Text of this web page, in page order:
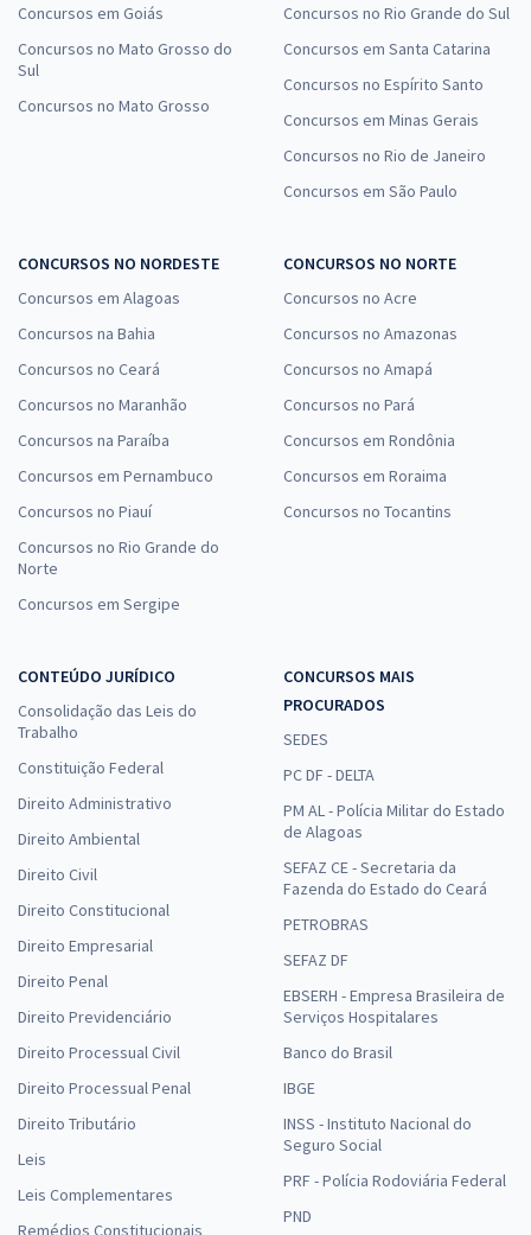
Concursos em Goiás
Concursos no Mato Grosso do
Sul
Concursos no Mato Grosso
Concursos no Rio Grande do Sul
Concursos em Santa Catarina
Concursos no Espírito Santo
Concursos em Minas Gerais
Concursos no Rio de Janeiro
Concursos em São Paulo
CONCURSOS NO NORDESTE
Concursos em Alagoas
Concursos na Bahia
Concursos no Ceará
Concursos no Maranhão
Concursos na Paraíba
Concursos em Pernambuco
Concursos no Piauí
Concursos no Rio Grande do
Norte
Concursos em Sergipe
CONCURSOS NO NORTE
Concursos no Acre
Concursos no Amazonas
Concursos no Amapá
Concursos no Pará
Concursos em Rondônia
Concursos em Roraima
Concursos no Tocantins
CONTEÚDO JURÍDICO
Consolidação das Leis do
Trabalho
Constituição Federal
Direito Administrativo
Direito Ambiental
Direito Civil
Direito Constitucional
Direito Empresarial
Direito Penal
Direito Previdenciário
Direito Processual Civil
Direito Processual Penal
Direito Tributário
Leis
Leis Complementares
Remédios Constitucionais
CONCURSOS MAIS
PROCURADOS
SEDES
PC DF - DELTA
PM AL - Polícia Militar do Estado
de Alagoas
SEFAZ CE - Secretaria da
Fazenda do Estado do Ceará
PETROBRAS
SEFAZ DF
EBSERH - Empresa Brasileira de
Serviços Hospitalares
Banco do Brasil
IBGE
INSS - Instituto Nacional do
Seguro Social
PRF - Polícia Rodoviária Federal
PND